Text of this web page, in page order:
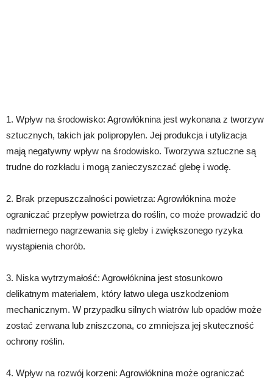
1. Wpływ na środowisko: Agrowłóknina jest wykonana z tworzyw
sztucznych, takich jak polipropylen. Jej produkcja i utylizacja
mają negatywny wpływ na środowisko. Tworzywa sztuczne są
trudne do rozkładu i mogą zanieczyszczać glebę i wodę.
2. Brak przepuszczalności powietrza: Agrowłóknina może
ograniczać przepływ powietrza do roślin, co może prowadzić do
nadmiernego nagrzewania się gleby i zwiększonego ryzyka
wystąpienia chorób.
3. Niska wytrzymałość: Agrowłóknina jest stosunkowo
delikatnym materiałem, który łatwo ulega uszkodzeniom
mechanicznym. W przypadku silnych wiatrów lub opadów może
zostać zerwana lub zniszczona, co zmniejsza jej skuteczność
ochrony roślin.
4. Wpływ na rozwój korzeni: Agrowłóknina może ograniczać